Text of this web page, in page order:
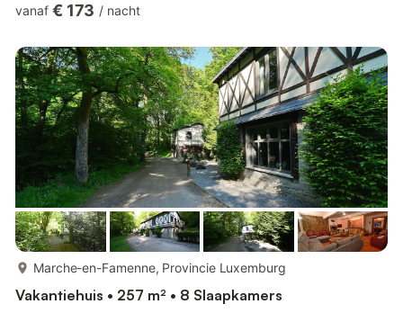
in de omgeving of gewoon genieten het verstrijken van de tijd.
verhuurd aan groepen jongeren Het organiseren van
studentenfeesten, vrijgezellenfeesten, drinkpartijen in dit huis is
verboden
vanaf € 173 / nacht
Marche-en-Famenne, Provincie Luxemburg
Vakantiehuis • 257 m² • 8 Slaapkamers